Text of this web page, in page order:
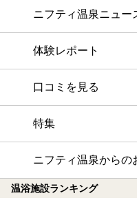
ニフティ温泉ニュー
体験レポート
口コミを見る
特集
ニフティ温泉からの
温浴施設ランキング